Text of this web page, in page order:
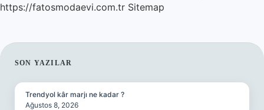
https://fatosmodaevi.com.tr Sitemap
SIDEBAR
SON YAZILAR
Trendyol kâr marjı ne kadar ?
Ağustos 8, 2026